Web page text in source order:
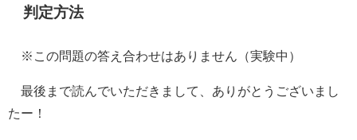
判定方法
※この問題の答え合わせはありません（実験中）
最後まで読んでいただきまして、ありがとうございまし
たー！